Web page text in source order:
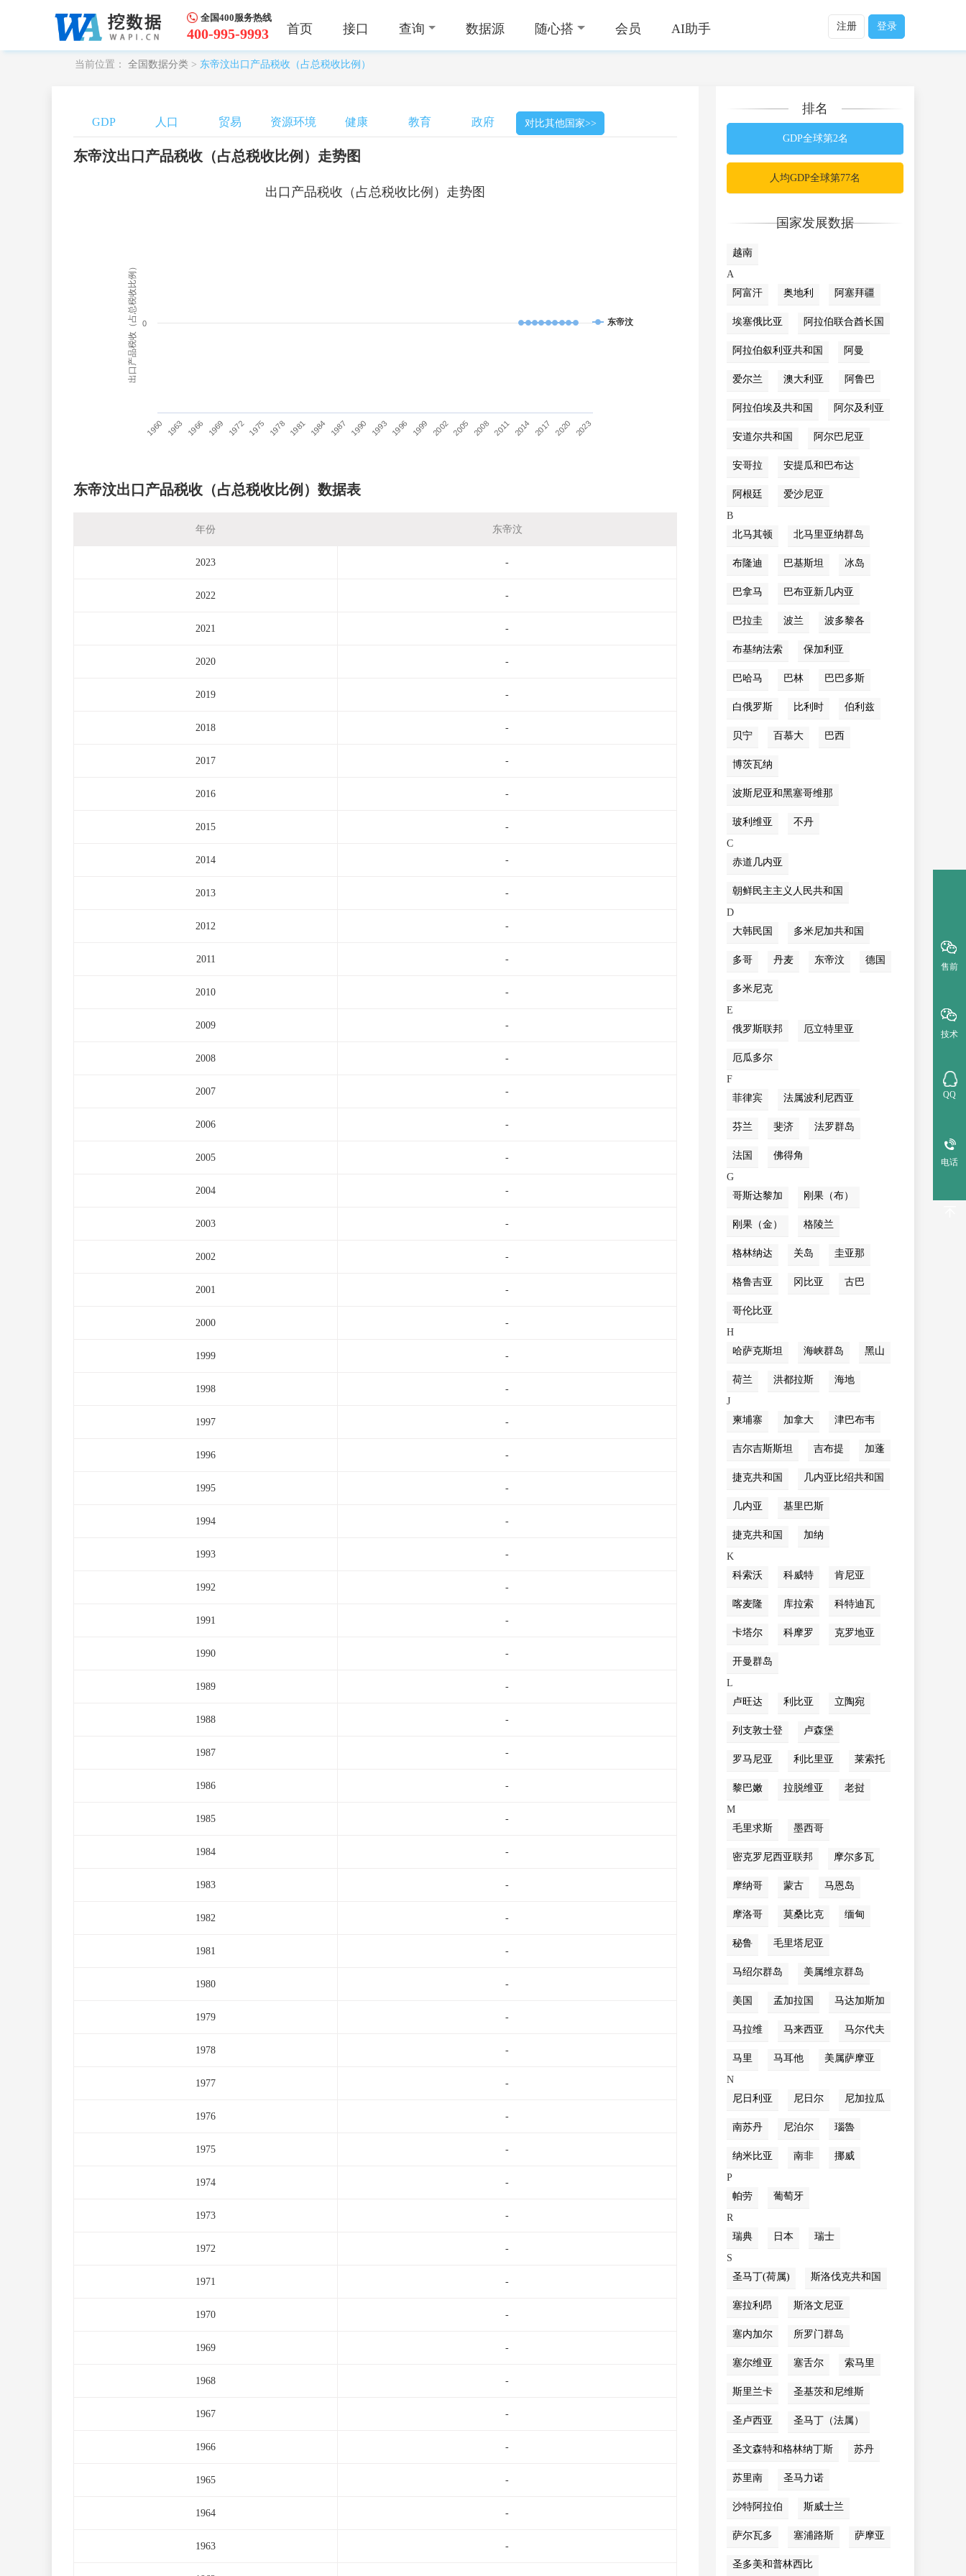
全国400服务热线
400-995-9993 首页 接口 查询 数据源 随心搭 会员 AI助手 注册 登录
当前位置： 全国数据分类 > 东帝汶出口产品税收（占总税收比例）
GDP 人口 贸易 资源环境 健康 教育 政府 对比其他国家>>
东帝汶出口产品税收（占总税收比例）走势图
出口产品税收（占总税收比例）
出口产品税收（占总税收比例）走势图
东帝汶
1960 1963 1966 1969 1972 1975 1978 1981 1984 1987 1990 1993 1996 1999 2002 2005 2008 2011 2014 2017 2020 2023
0
东帝汶出口产品税收（占总税收比例）数据表
年份 东帝汶
2023 -
2022 -
2021 -
2020 -
2019 -
2018 -
2017 -
2016 -
2015 -
2014 -
2013 -
2012 -
2011 -
2010 -
2009 -
2008 -
2007 -
2006 -
2005 -
2004 -
2003 -
2002 -
2001 -
2000 -
1999 -
1998 -
1997 -
1996 -
1995 -
1994 -
1993 -
1992 -
1991 -
1990 -
1989 -
1988 -
1987 -
1986 -
1985 -
1984 -
1983 -
1982 -
1981 -
1980 -
1979 -
1978 -
1977 -
1976 -
1975 -
1974 -
1973 -
1972 -
1971 -
1970 -
1969 -
1968 -
1967 -
1966 -
1965 -
1964 -
1963 -
排名
GDP全球第2名
人均GDP全球第77名
国家发展数据
越南
A
阿富汗
奥地利 阿塞拜疆
埃塞俄比亚 阿拉伯联合酋长国
阿拉伯叙利亚共和国 阿曼
爱尔兰 澳大利亚 阿鲁巴
阿拉伯埃及共和国 阿尔及利亚
安道尔共和国 阿尔巴尼亚
安哥拉 安提瓜和巴布达
阿根廷
爱沙尼亚
B
北马其顿
北马里亚纳群岛
布隆迪 巴基斯坦 冰岛
巴拿马 巴布亚新几内亚
巴拉圭 波兰 波多黎各
布基纳法索 保加利亚
巴哈马 巴林 巴巴多斯
白俄罗斯 比利时 伯利兹
贝宁 百慕大 巴西
博茨瓦纳
波斯尼亚和黑塞哥维那
玻利维亚
不丹
C
赤道几内亚
朝鲜民主主义人民共和国
D
大韩民国
多米尼加共和国
多哥 丹麦 东帝汶 德国
多米尼克
E
俄罗斯联邦
厄立特里亚
厄瓜多尔
F
菲律宾
法属波利尼西亚
芬兰 斐济 法罗群岛
法国
佛得角
G
哥斯达黎加
刚果（布）
刚果（金） 格陵兰
格林纳达 关岛 圭亚那
格鲁吉亚 冈比亚 古巴
哥伦比亚
H
哈萨克斯坦
海峡群岛 黑山
荷兰 洪都拉斯
海地
J
柬埔寨
加拿大 津巴布韦
吉尔吉斯斯坦 吉布提 加蓬
捷克共和国 几内亚比绍共和国
几内亚 基里巴斯
捷克共和国
加纳
K
科索沃
科威特 肯尼亚
喀麦隆 库拉索 科特迪瓦
卡塔尔 科摩罗 克罗地亚
开曼群岛
L
卢旺达
利比亚 立陶宛
列支敦士登 卢森堡
罗马尼亚 利比里亚 莱索托
黎巴嫩 拉脱维亚
老挝
M
毛里求斯
墨西哥
密克罗尼西亚联邦 摩尔多瓦
摩纳哥 蒙古 马恩岛
摩洛哥 莫桑比克 缅甸
秘鲁 毛里塔尼亚
马绍尔群岛 美属维京群岛
美国 孟加拉国 马达加斯加
马拉维 马来西亚 马尔代夫
马里 马耳他
美属萨摩亚
N
尼日利亚
尼日尔 尼加拉瓜
南苏丹 尼泊尔 瑙魯
纳米比亚 南非
挪威
P
帕劳
葡萄牙
R
瑞典
日本
瑞士
S
圣马丁(荷属)
斯洛伐克共和国
塞拉利昂 斯洛文尼亚
塞内加尔 所罗门群岛
塞尔维亚 塞舌尔 索马里
斯里兰卡 圣基茨和尼维斯
圣卢西亚 圣马丁（法属）
圣文森特和格林纳丁斯 苏丹
苏里南 圣马力诺
沙特阿拉伯 斯威士兰
萨尔瓦多 塞浦路斯 萨摩亚
圣多美和普林西比
售前
技术
QQ
电话